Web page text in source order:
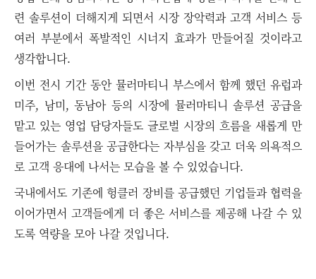
련 솔루션이 더해지게 되면서 시장 장악력과 고객 서비스 등
여러 부분에서 폭발적인 시너지 효과가 만들어질 것이라고
생각합니다.
이번 전시 기간 동안 뮬러마티니 부스에서 함께 했던 유럽과
미주, 남미, 동남아 등의 시장에 뮬러마티니 솔루션 공급을
맡고 있는 영업 담당자들도 글로벌 시장의 흐름을 새롭게 만
들어가는 솔루션을 공급한다는 자부심을 갖고 더욱 의욕적으
로 고객 응대에 나서는 모습을 볼 수 있었습니다.
국내에서도 기존에 헝클러 장비를 공급했던 기업들과 협력을
이어가면서 고객들에게 더 좋은 서비스를 제공해 나갈 수 있
도록 역량을 모아 나갈 것입니다.